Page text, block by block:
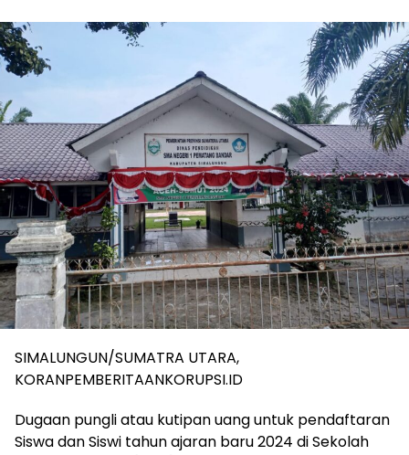
SIMALUNGUN/SUMATRA UTARA,
KORANPEMBERITAANKORUPSI.ID
Dugaan pungli atau kutipan uang untuk pendaftaran
Siswa dan Siswi tahun ajaran baru 2024 di Sekolah